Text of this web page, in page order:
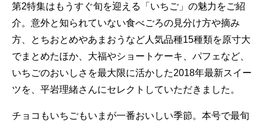
第2特集はもうすぐ旬を迎える「いちご」の魅力をご紹
介。意外と知られていない食べごろの見分け方や摘み
方、とちおとめやあまおうなど人気品種15種類を原寸大
でまとめたほか、大福やショートケーキ、パフェなど、
いちごのおいしさを最大限に活かした2018年最新スイー
ツを、平岩理緒さんにセレクトしていただきました。
チョコもいちごもいまが一番おいしい季節。本号で最旬